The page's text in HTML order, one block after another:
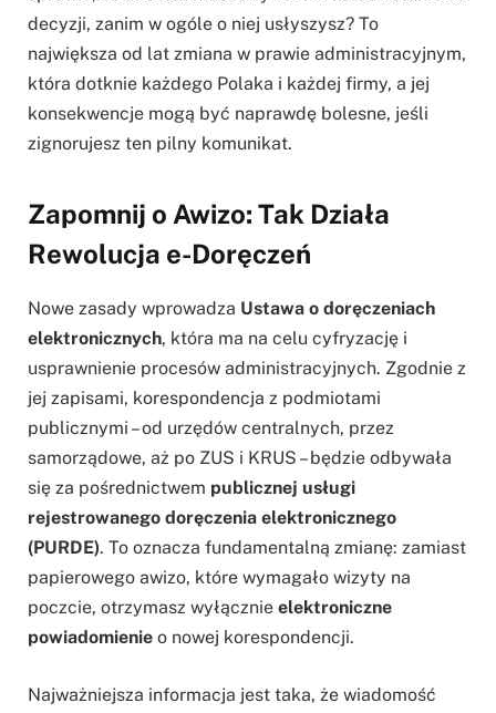
decyzji, zanim w ogóle o niej usłyszysz? To
największa od lat zmiana w prawie administracyjnym,
która dotknie każdego Polaka i każdej firmy, a jej
konsekwencje mogą być naprawdę bolesne, jeśli
zignorujesz ten pilny komunikat.
Zapomnij o Awizo: Tak Działa
Rewolucja e-Doręczeń
Nowe zasady wprowadza Ustawa o doręczeniach
elektronicznych, która ma na celu cyfryzację i
usprawnienie procesów administracyjnych. Zgodnie z
jej zapisami, korespondencja z podmiotami
publicznymi – od urzędów centralnych, przez
samorządowe, aż po ZUS i KRUS – będzie odbywała
się za pośrednictwem publicznej usługi
rejestrowanego doręczenia elektronicznego
(PURDE). To oznacza fundamentalną zmianę: zamiast
papierowego awizo, które wymagało wizyty na
poczcie, otrzymasz wyłącznie elektroniczne
powiadomienie o nowej korespondencji.
Najważniejsza informacja jest taka, że wiadomość